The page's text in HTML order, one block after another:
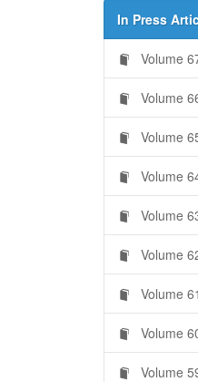
In Press
Volume
Volume
Volume
Volume
Volume
Volume
Volume
Volume
Volume